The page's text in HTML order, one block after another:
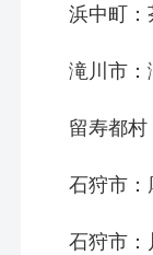
浜中町：
滝川市：
留寿都
石狩市：
石狩市：